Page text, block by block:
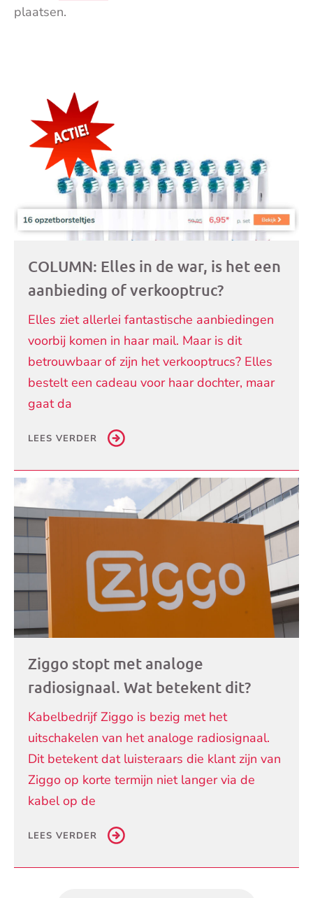
plaatsen.
Andere
artikelen
COLUMN: Elles in de war, is het een
aanbieding of verkooptruc?
Elles ziet allerlei fantastische aanbiedingen
voorbij komen in haar mail. Maar is dit
betrouwbaar of zijn het verkooptrucs? Elles
bestelt een cadeau voor haar dochter, maar
gaat da
LEES VERDER
Ziggo stopt met analoge
radiosignaal. Wat betekent dit?
Kabelbedrijf Ziggo is bezig met het
uitschakelen van het analoge radiosignaal.
Dit betekent dat luisteraars die klant zijn van
Ziggo op korte termijn niet langer via de
kabel op de
LEES VERDER